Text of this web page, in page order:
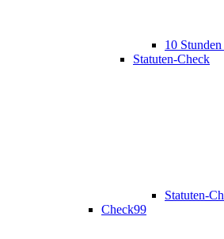
10 Stunden
Statuten-Check
Statuten-
Check99